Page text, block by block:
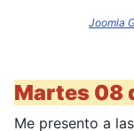
Joomla
Martes 08
Me presento a